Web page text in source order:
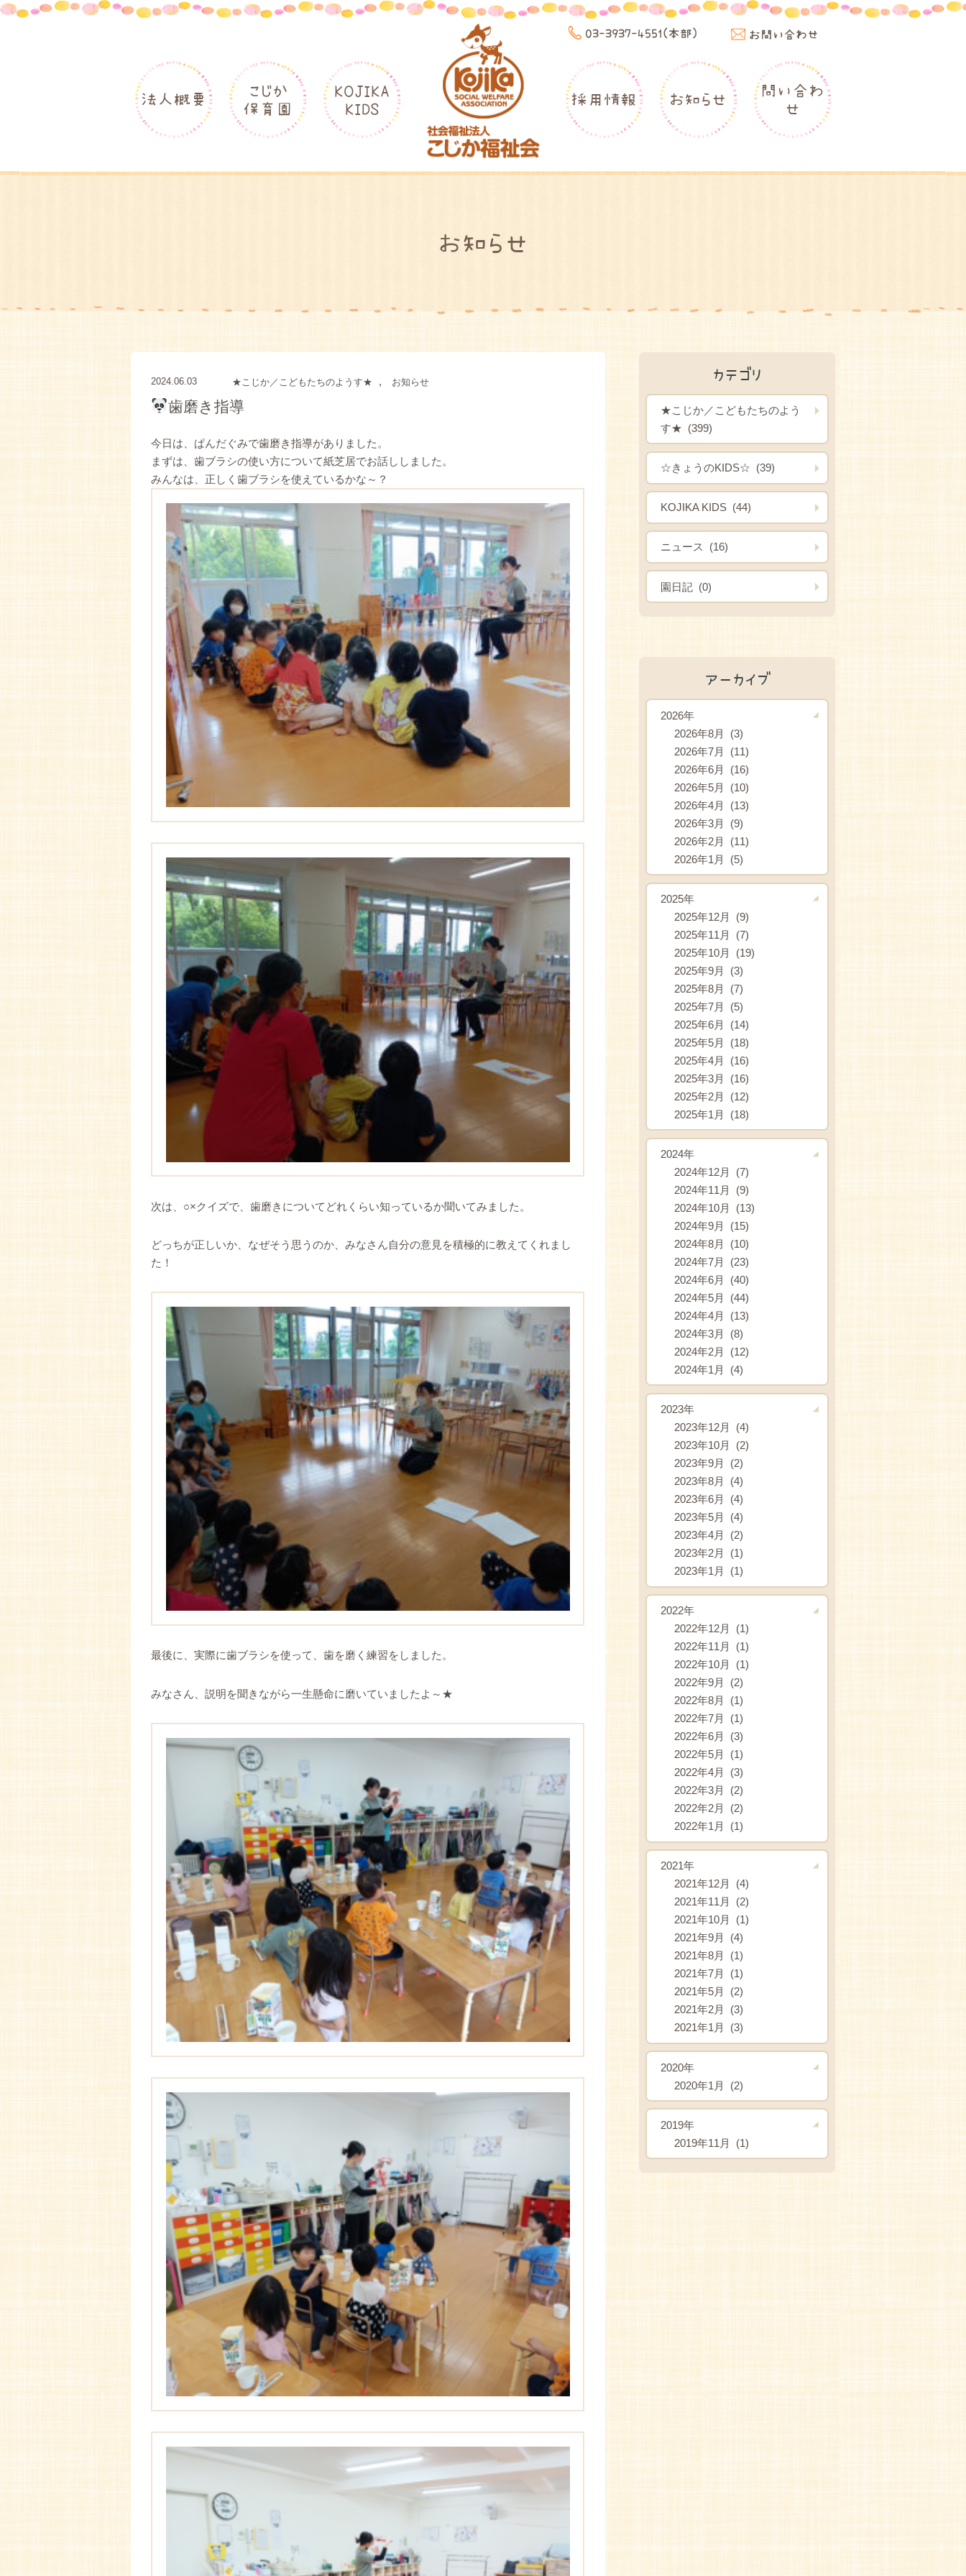
03-3937-4551(本部) お問い合わせ
法人概要
こじか
保育園
KOJIKA
KIDS
採用情報 お知らせ
問い合わ
せ
お知らせ
2024.06.03 ★こじか／こどもたちのようす★ , お知らせ
歯磨き指導
今日は、ぱんだぐみで歯磨き指導がありました。
まずは、歯ブラシの使い方について紙芝居でお話ししました。
みんなは、正しく歯ブラシを使えているかな～？
次は、○×クイズで、歯磨きについてどれくらい知っているか聞いてみました。
どっちが正しいか、なぜそう思うのか、みなさん自分の意見を積極的に教えてくれまし
た！
最後に、実際に歯ブラシを使って、歯を磨く練習をしました。
みなさん、説明を聞きながら一生懸命に磨いていましたよ～★
カテゴリ
★こじか／こどもたちのよう
す★ (399)
☆きょうのKIDS☆ (39)
KOJIKA KIDS (44)
ニュース (16)
園日記 (0)
アーカイブ
2026年
2026年8月 (3)
2026年7月 (11)
2026年6月 (16)
2026年5月 (10)
2026年4月 (13)
2026年3月 (9)
2026年2月 (11)
2026年1月 (5)
2025年
2025年12月 (9)
2025年11月 (7)
2025年10月 (19)
2025年9月 (3)
2025年8月 (7)
2025年7月 (5)
2025年6月 (14)
2025年5月 (18)
2025年4月 (16)
2025年3月 (16)
2025年2月 (12)
2025年1月 (18)
2024年
2024年12月 (7)
2024年11月 (9)
2024年10月 (13)
2024年9月 (15)
2024年8月 (10)
2024年7月 (23)
2024年6月 (40)
2024年5月 (44)
2024年4月 (13)
2024年3月 (8)
2024年2月 (12)
2024年1月 (4)
2023年
2023年12月 (4)
2023年10月 (2)
2023年9月 (2)
2023年8月 (4)
2023年6月 (4)
2023年5月 (4)
2023年4月 (2)
2023年2月 (1)
2023年1月 (1)
2022年
2022年12月 (1)
2022年11月 (1)
2022年10月 (1)
2022年9月 (2)
2022年8月 (1)
2022年7月 (1)
2022年6月 (3)
2022年5月 (1)
2022年4月 (3)
2022年3月 (2)
2022年2月 (2)
2022年1月 (1)
2021年
2021年12月 (4)
2021年11月 (2)
2021年10月 (1)
2021年9月 (4)
2021年8月 (1)
2021年7月 (1)
2021年5月 (2)
2021年2月 (3)
2021年1月 (3)
2020年
2020年1月 (2)
2019年
2019年11月 (1)